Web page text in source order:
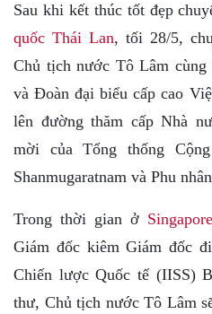
Sau khi kết thúc tốt đẹp
quốc Thái Lan, tối 28/5,
Chủ tịch nước Tô Lâm
và Đoàn đại biểu cấp cao
lên đường thăm cấp Nhà
mời của Tổng thống
Shanmugaratnam và Phu
Trong thời gian ở Singapore
Giám đốc kiêm Giám đốc
Chiến lược Quốc tế (IISS)
thư, Chủ tịch nước Tô Lâm